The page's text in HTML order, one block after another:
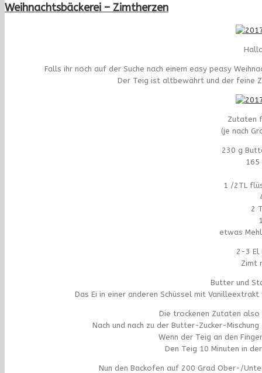
Weihnachtsbäckerei – Zimtherzen
Falls ihr noch auf der Suche nach einem easy peasy
Der Teig ist altbewährt und der feine
Zutaten
(je nach
230 g
165
1 /2TL
2
etwas
2-3 El
Zimt
Butter und
Das Ei in einer anderen Schüssel mit
Die trockenen Zutaten also
Nach und nach zu der Butter-Zucker-
Wenn der Teig an den
Den Teig 10 Minuten in
Nun den Backofen auf 200 Grad Ober-/